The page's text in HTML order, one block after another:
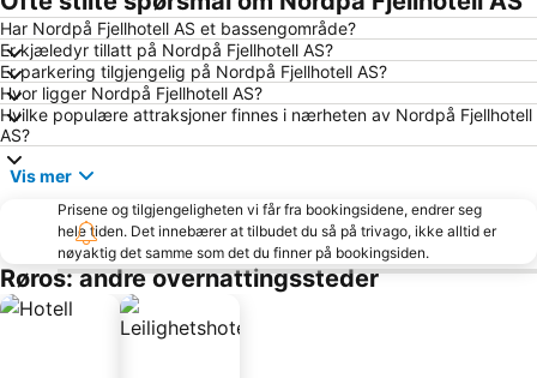
Har Nordpå Fjellhotell AS et bassengområde?
Er kjæledyr tillatt på Nordpå Fjellhotell AS?
Er parkering tilgjengelig på Nordpå Fjellhotell AS?
Hvor ligger Nordpå Fjellhotell AS?
Hvilke populære attraksjoner finnes i nærheten av Nordpå Fjellhotell
AS?
Vis mer
Prisene og tilgjengeligheten vi får fra bookingsidene, endrer seg
hele tiden. Det innebærer at tilbudet du så på trivago, ikke alltid er
nøyaktig det samme som det du finner på bookingsiden.
Røros: andre overnattingssteder